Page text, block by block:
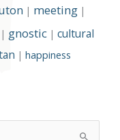
| meeting |
| gnostic | cultural
| happiness